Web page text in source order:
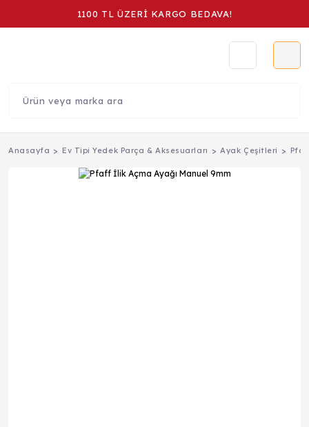
1100 TL ÜZERİ KARGO BEDAVA!
Anasayfa Ev Tipi Yedek Parça & Aksesuarları Ayak Çeşitleri